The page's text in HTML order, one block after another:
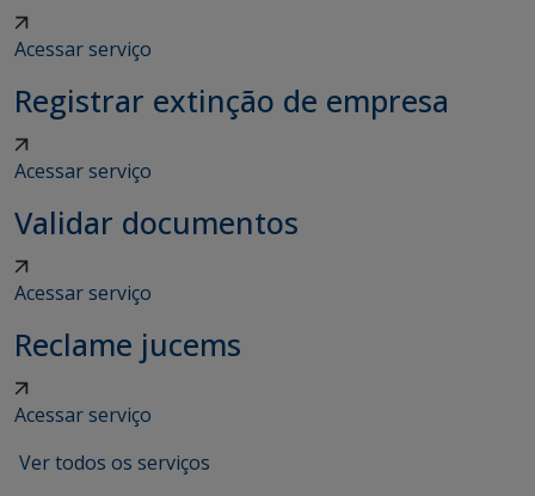
Acessar serviço
Registrar extinção de empresa
Acessar serviço
Validar documentos
Acessar serviço
Reclame jucems
Acessar serviço
Ver todos os serviços